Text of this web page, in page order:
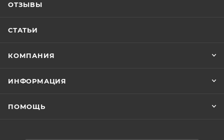
ОТЗЫВЫ
СТАТЬИ
КОМПАНИЯ
ИНФОРМАЦИЯ
ПОМОЩЬ